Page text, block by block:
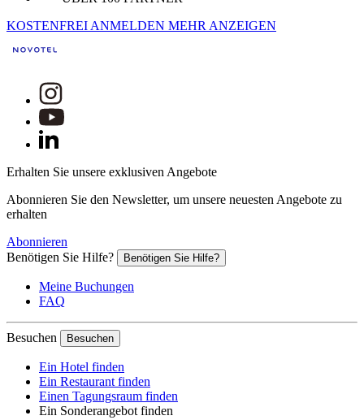
KOSTENFREI ANMELDEN MEHR ANZEIGEN
Erhalten Sie unsere exklusiven Angebote
Abonnieren Sie den Newsletter, um unsere neuesten Angebote zu
erhalten
Abonnieren
Benötigen Sie Hilfe?
Benötigen Sie Hilfe?
Meine Buchungen
FAQ
Besuchen Besuchen
Ein Hotel finden
Ein Restaurant finden
Einen Tagungsraum finden
Ein Sonderangebot finden